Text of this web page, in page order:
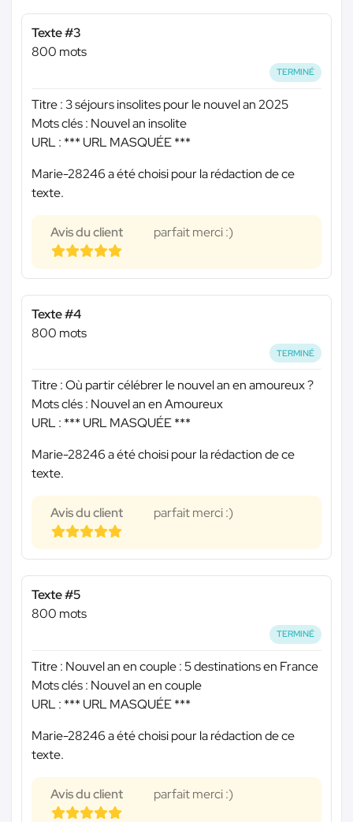
Texte #3
800 mots
TERMINÉ
Titre : 3 séjours insolites pour le nouvel an 2025
Mots clés : Nouvel an insolite
URL : *** URL MASQUÉE ***
Marie-28246 a été choisi pour la rédaction de ce
texte.
Avis du client parfait merci :)
Texte #4
800 mots
TERMINÉ
Titre : Où partir célébrer le nouvel an en amoureux ?
Mots clés : Nouvel an en Amoureux
URL : *** URL MASQUÉE ***
Marie-28246 a été choisi pour la rédaction de ce
texte.
Avis du client parfait merci :)
Texte #5
800 mots
TERMINÉ
Titre : Nouvel an en couple : 5 destinations en France
Mots clés : Nouvel an en couple
URL : *** URL MASQUÉE ***
Marie-28246 a été choisi pour la rédaction de ce
texte.
Avis du client parfait merci :)